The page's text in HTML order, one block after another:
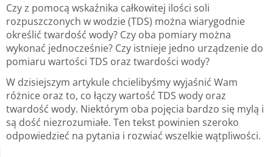
Czy z pomocą wskaźnika całkowitej ilości soli
rozpuszczonych w wodzie (TDS) można wiarygodnie
określić twardość wody? Czy oba pomiary można
wykonać jednocześnie? Czy istnieje jedno urządzenie do
pomiaru wartości TDS oraz twardości wody?
W dzisiejszym artykule chcielibyśmy wyjaśnić Wam
różnice oraz to, co łączy wartość TDS wody oraz
twardość wody. Niektórym oba pojęcia bardzo się mylą i
są dość niezrozumiałe. Ten tekst powinien szeroko
odpowiedzieć na pytania i rozwiać wszelkie wątpliwości.